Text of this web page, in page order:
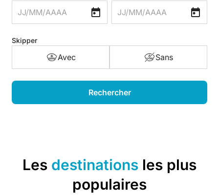
JJ/MM/AAAA
JJ/MM/AAAA
Skipper
Avec Sans
Rechercher
Les destinations les plus
populaires